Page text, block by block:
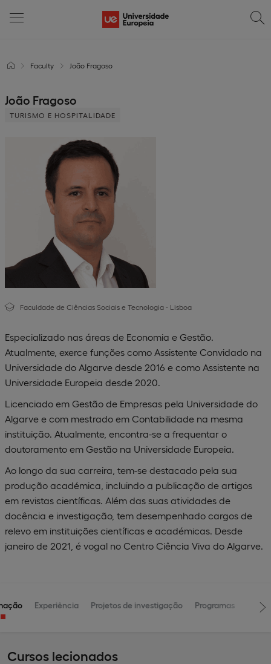
Faculty João Fragoso
Faculdade de Ciências Sociais e Tecnologia - Lisboa
Especializado nas áreas de Economia e Gestão.
Atualmente, exerce funções como Assistente Convidado na
Universidade do Algarve desde 2016 e como Assistente na
Universidade Europeia desde 2020.
Licenciado em Gestão de Empresas pela Universidade do
Algarve e com mestrado em Contabilidade na mesma
instituição. Atualmente, encontra-se a frequentar o
doutoramento em Gestão na Universidade Europeia.
Ao longo da sua carreira, tem-se destacado pela sua
produção académica, incluindo a publicação de artigos
em revistas científicas. Além das suas atividades de
docência e investigação, tem desempenhado cargos de
relevo em instituições científicas e académicas. Desde
janeiro de 2021, é vogal no Centro Ciência Viva do Algarve.
João Fragoso
TURISMO E HOSPITALIDADE
Experiência Projetos de investigação Programas
Cursos lecionados